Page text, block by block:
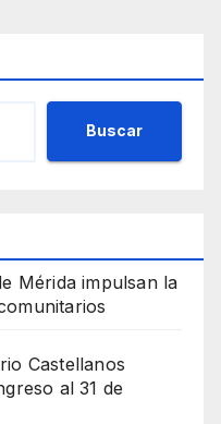
Buscar
Mérida impulsan la
Castellanos
al 31 de